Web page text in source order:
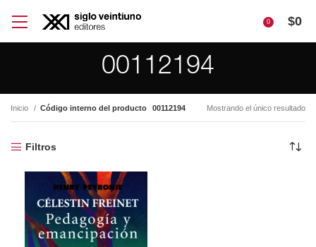
0 $0
00112194
Inicio Código interno del producto 00112194 Mostrando el único resultado
Filtros